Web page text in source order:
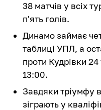
38 матчів у всіх
п'ять голів.
Динамо займає
таблиці УПЛ, а
проти Кудрівки 24
13:00.
Завдяки тріумфу
зіграють у